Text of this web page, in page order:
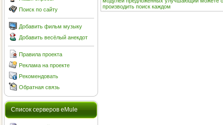
Поиск по сайту
Добавить фильм музыку
Добавить весёлый анекдот
Правила проекта
Реклама на проекте
Рекомендовать
Обратная связь
Cписок серверов eMule
производить поиск каждом